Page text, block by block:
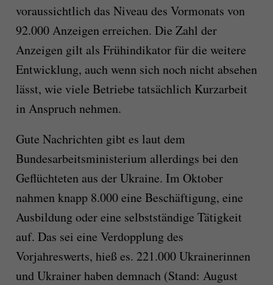
voraussichtlich das Niveau des Vormonats von
92.000 Anzeigen erreichen. Die Zahl der
Anzeigen gilt als Frühindikator für die weitere
Entwicklung, auch wenn sich noch nicht absehen
lässt, wie viele Betriebe tatsächlich Kurzarbeit
in Anspruch nehmen.
Gute Nachrichten gibt es laut dem
Bundesarbeitsministerium allerdings bei den
Geflüchteten aus der Ukraine. Im Oktober
nahmen knapp 8.000 eine Beschäftigung, eine
Ausbildung oder eine selbstständige Tätigkeit
auf. Das sei eine Verdopplung des
Vorjahreswerts, hieß es. 221.000 Ukrainerinnen
und Ukrainer haben demnach (Stand: August